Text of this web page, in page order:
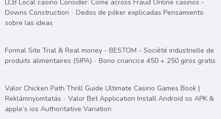
LCB Local casino Consider: Come across Fraud Online casinos -
Downs Construction -Dedos de póker explicadas Pensamiento
sobre las ideas
Formal Site Trial & Real money - BESTOM - Société industrielle de
produits alimentaires (SIPA) -Bono criancice 450 + 250 giros gratis
Valor Chicken Path Thrill Guide Ultimate Casino Games Book |
Reklámnyomtatás -Valor Bet Application Install Android os APK &
apple’s ios Authoritative Variation